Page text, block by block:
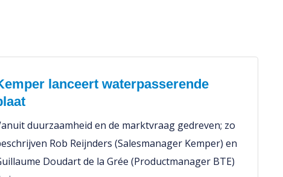
lanceert waterpasserende
duurzaamheid en de marktvraag gedreven; zo
Rob Reijnders (Salesmanager Kemper) en
Doudart de la Grée (Productmanager BTE)